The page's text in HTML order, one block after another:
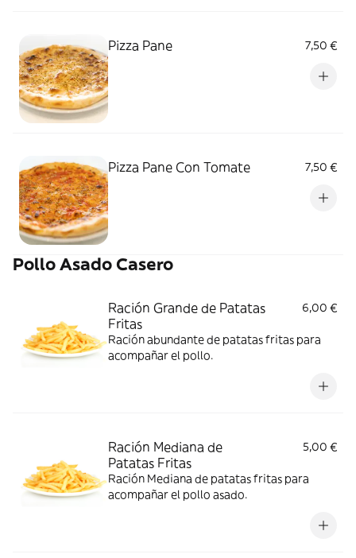
Pizza Pane 7,50 €
Pizza Pane Con Tomate 7,50 €
Pollo Asado Casero
Ración Grande de Patatas
Fritas
6,00 €
Ración abundante de patatas fritas para
acompañar el pollo.
Ración Mediana de
Patatas Fritas
5,00 €
Ración Mediana de patatas fritas para
acompañar el pollo asado.